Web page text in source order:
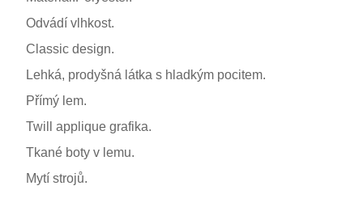
Odvádí vlhkost.
Classic design.
Lehká, prodyšná látka s hladkým pocitem.
Přímý lem.
Twill applique grafika.
Tkané boty v lemu.
Mytí strojů.